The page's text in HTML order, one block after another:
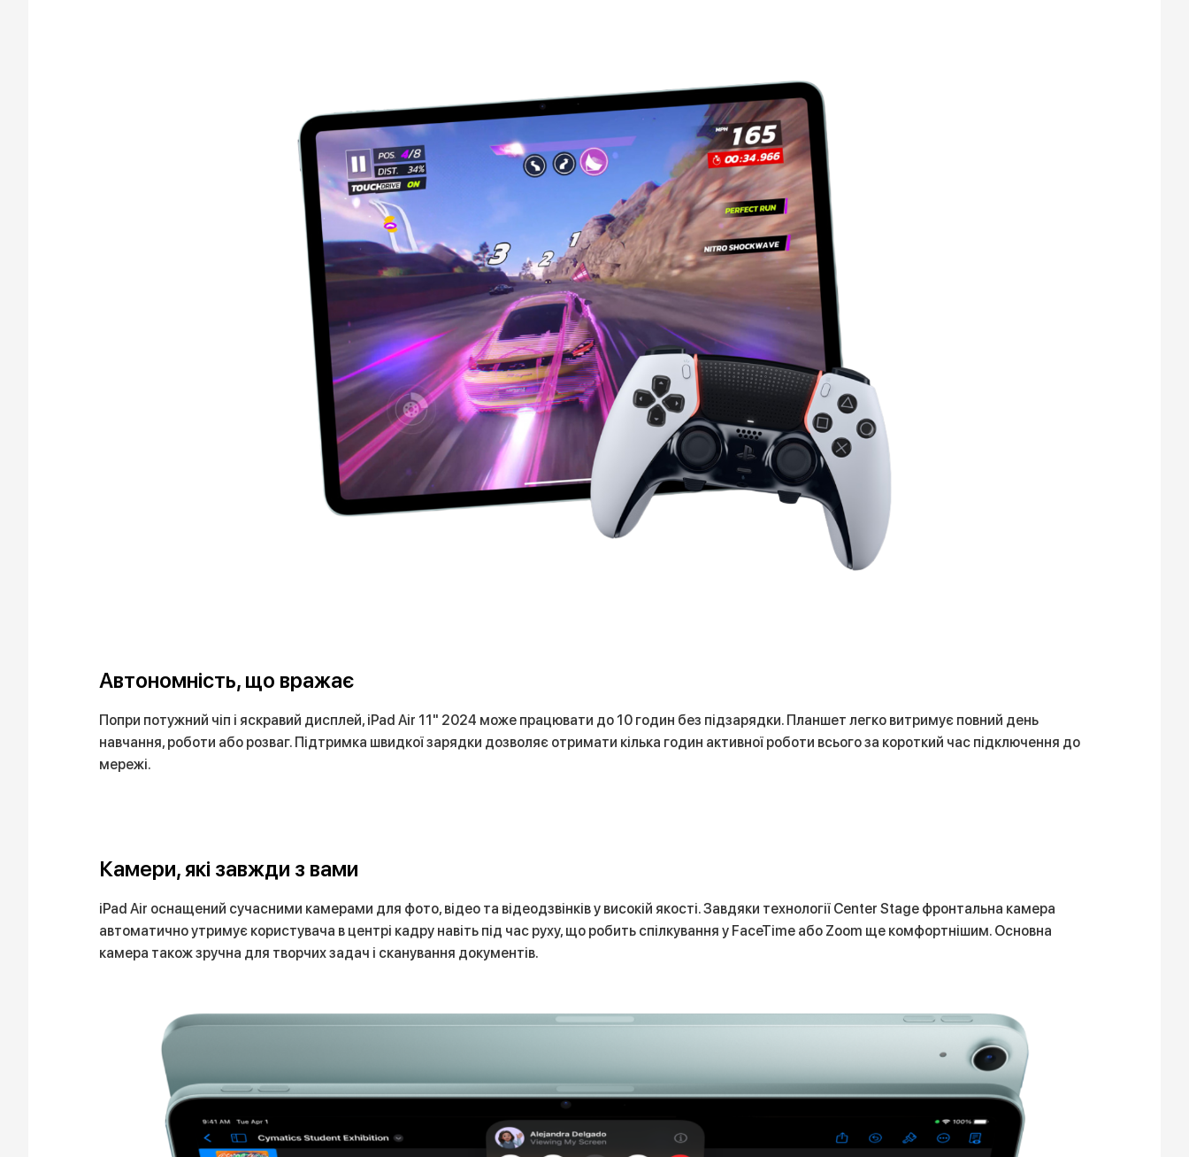
Автономність, що вражає
Попри потужний чіп і яскравий дисплей, iPad Air 11" 2024 може працювати до 10 годин без підзарядки. Планшет легко витримує повний день
навчання, роботи або розваг. Підтримка швидкої зарядки дозволяє отримати кілька годин активної роботи всього за короткий час підключення до
мережі.
Камери, які завжди з вами
iPad Air оснащений сучасними камерами для фото, відео та відеодзвінків у високій якості. Завдяки технології Center Stage фронтальна камера
автоматично утримує користувача в центрі кадру навіть під час руху, що робить спілкування у FaceTime або Zoom ще комфортнішим. Основна
камера також зручна для творчих задач і сканування документів.